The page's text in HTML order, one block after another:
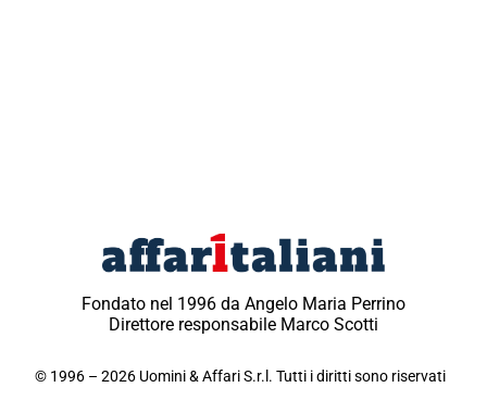
Fondato nel 1996 da Angelo Maria Perrino
Direttore responsabile Marco Scotti
© 1996 – 2026 Uomini & Affari S.r.l. Tutti i diritti sono riservati